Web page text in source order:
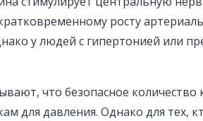
росту
у людей с гипертонией или
что безопасное
для давления. Однако для тех,